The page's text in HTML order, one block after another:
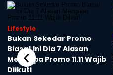
Lifestyle
Bukan Sekedar Promo
Biasa! Ini Dia 7 Alasan
Mengapa Promo 11.11 Wajib
Diikuti
‹